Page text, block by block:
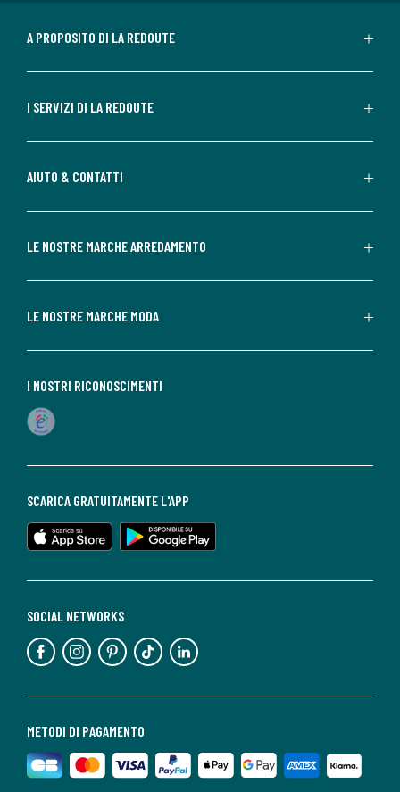
A PROPOSITO DI LA REDOUTE
I SERVIZI DI LA REDOUTE
AIUTO & CONTATTI
LE NOSTRE MARCHE ARREDAMENTO
LE NOSTRE MARCHE MODA
METODI DI PAGAMENTO
SOCIAL NETWORKS
SCARICA GRATUITAMENTE L'APP
I NOSTRI RICONOSCIMENTI